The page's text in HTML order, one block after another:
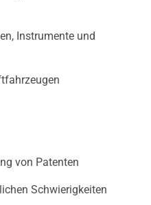
Instrumente und
von Patenten
Schwierigkeiten